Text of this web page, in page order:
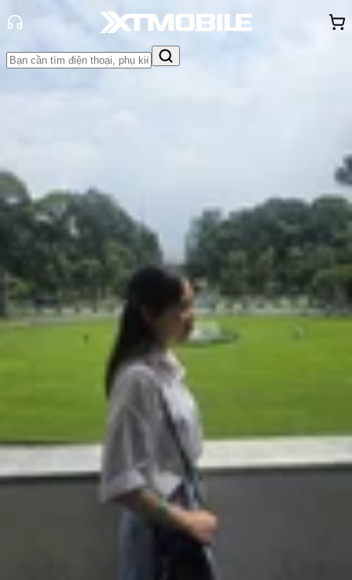
mãi
hàng - Sự kiện
So sánh camera vivo X300 Ultra vs
X200 Ultra: Liệu bản Ultra mới có
tạo ra khoảng cách rõ rệt?
Hồng Huệ
09/05/2026
08/07/2026
Theo dõi XTMobile trên